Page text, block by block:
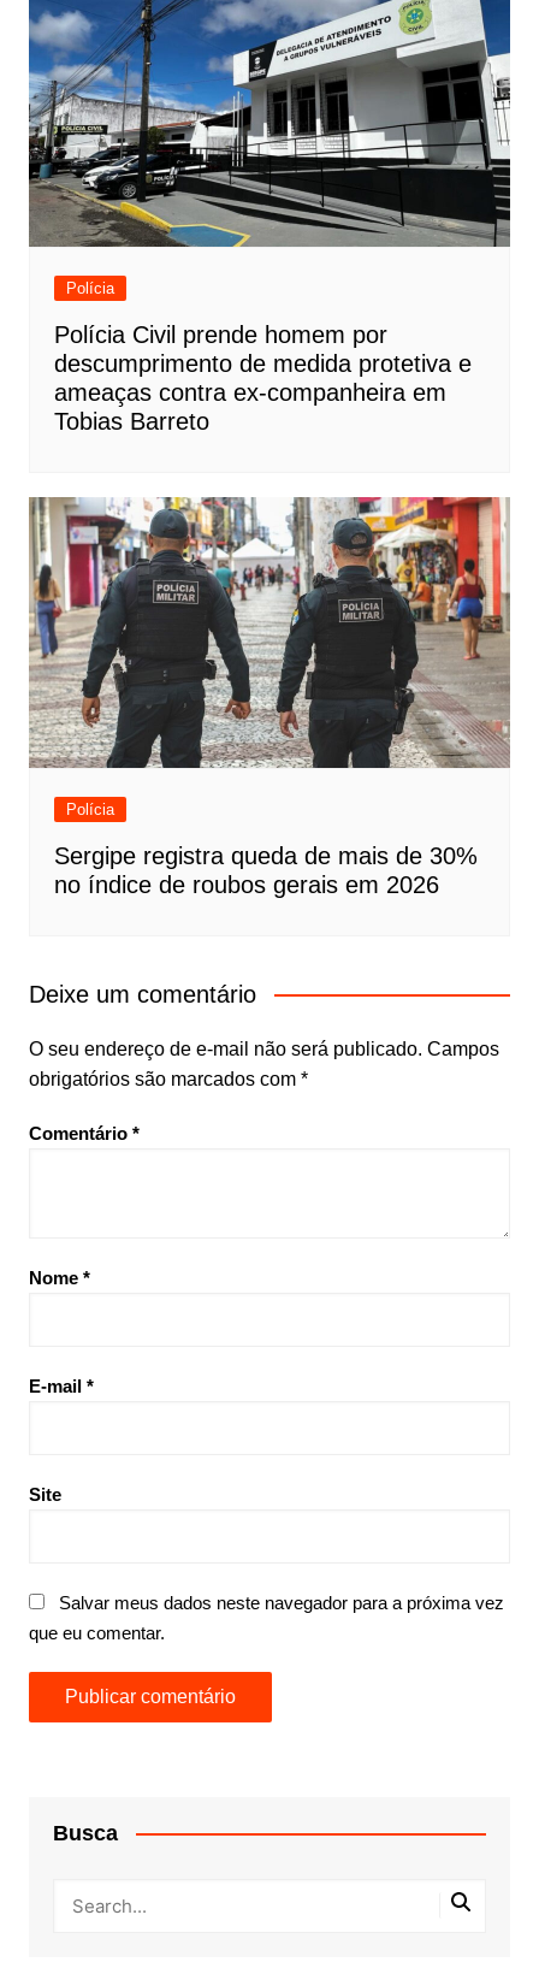
Polícia
Polícia Civil prende homem por
descumprimento de medida protetiva e
ameaças contra ex-companheira em
Tobias Barreto
Polícia
Sergipe registra queda de mais de 30%
no índice de roubos gerais em 2026
Deixe um comentário
O seu endereço de e-mail não será publicado. Campos
obrigatórios são marcados com *
Comentário *
Nome *
E-mail *
Site
Salvar meus dados neste navegador para a próxima vez
que eu comentar.
Busca